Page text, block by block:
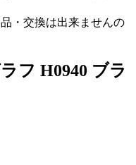
・交換は出来ませんの
フ H0940 ブラ